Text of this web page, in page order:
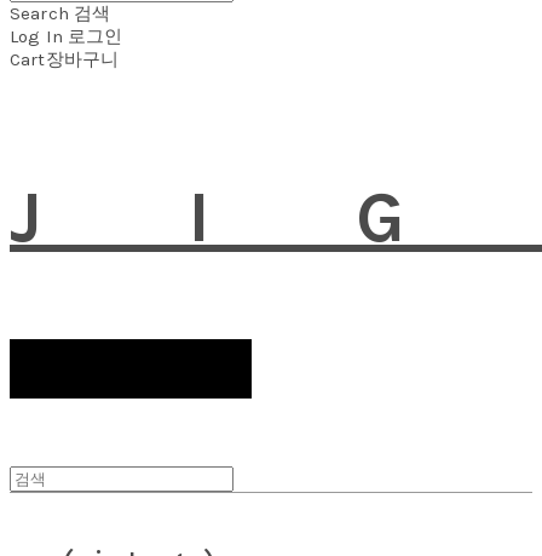
Search 검색
Log In 로그인
Cart장바구니